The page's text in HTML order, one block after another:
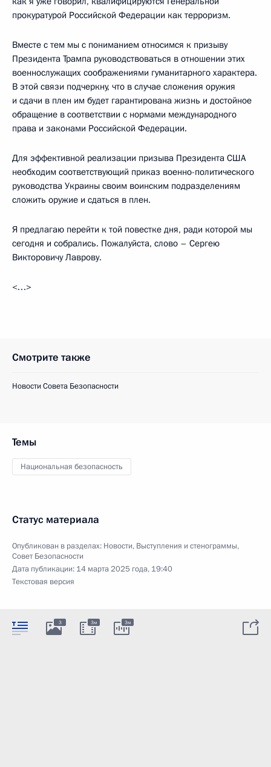
прокуратурой Российской Федерации как терроризм.
Вместе с тем мы с пониманием относимся к призыву
Президента Трампа руководствоваться в отношении этих
военнослужащих соображениями гуманитарного характера.
В этой связи подчеркну, что в случае сложения оружия
и сдачи в плен им будет гарантирована жизнь и достойное
обращение в соответствии с нормами международного
права и законами Российской Федерации.
Для эффективной реализации призыва Президента США
необходим соответствующий приказ военно-политического
руководства Украины своим воинским подразделениям
сложить оружие и сдаться в плен.
Я предлагаю перейти к той повестке дня, ради которой мы
сегодня и собрались. Пожалуйста, слово – Сергею
Викторовичу Лаврову.
<…>
Смотрите также
Новости Совета Безопасности
Темы
Национальная безопасность
Статус материала
Опубликован в разделах: Новости, Выступления и стенограммы,
Совет Безопасности
Дата публикации: 14 марта 2025 года, 19:40
Текстовая версия
3 3м 3м